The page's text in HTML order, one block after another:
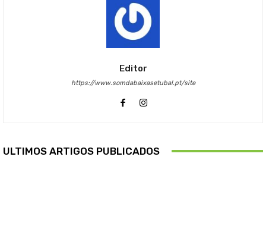
Editor
https://www.somdabaixasetubal.pt/site
ULTIMOS ARTIGOS PUBLICADOS